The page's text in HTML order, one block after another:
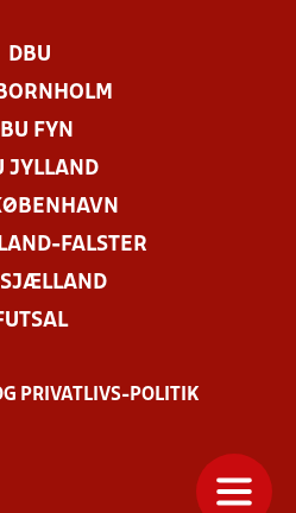
DBU
FYN
JYLLAND
FALSTER
SJÆLLAND
PRIVATLIVS-POLITIK